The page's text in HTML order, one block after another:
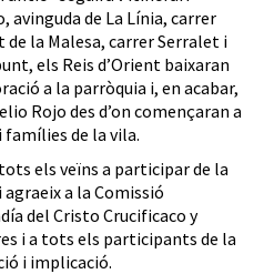
avinguda de La Línia, carrer
la Malesa, carrer Serralet i
els Reis d’Orient baixaran
a la parròquia i, en acabar,
Rojo des d’on començaran a
de la vila.
els veïns a participar de la
a la Comissió
del Cristo Crucificaco y
i a tots els participants de la
i implicació.